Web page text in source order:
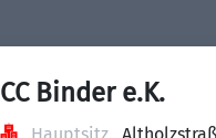
CC Binder e.K.